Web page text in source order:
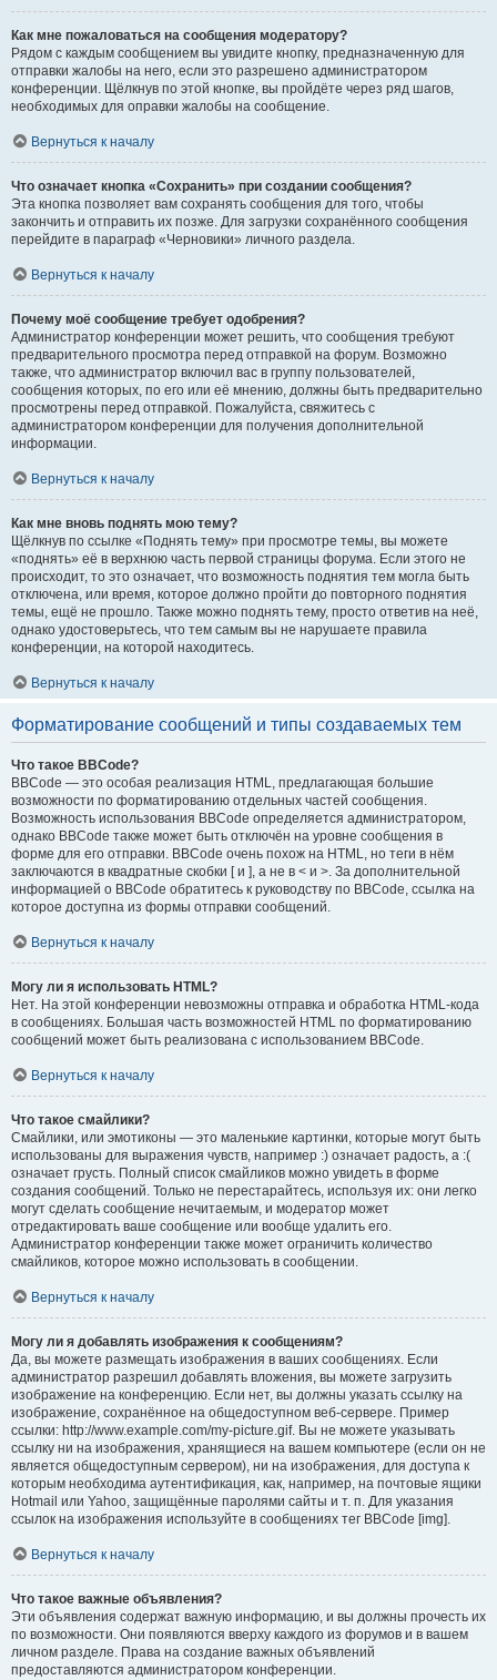
Как мне пожаловаться на сообщения модератору?
Рядом с каждым сообщением вы увидите кнопку, предназначенную для
отправки жалобы на него, если это разрешено администратором
конференции. Щёлкнув по этой кнопке, вы пройдёте через ряд шагов,
необходимых для оправки жалобы на сообщение.
Вернуться к началу
Что означает кнопка «Сохранить» при создании сообщения?
Эта кнопка позволяет вам сохранять сообщения для того, чтобы
закончить и отправить их позже. Для загрузки сохранённого сообщения
перейдите в параграф «Черновики» личного раздела.
Вернуться к началу
Почему моё сообщение требует одобрения?
Администратор конференции может решить, что сообщения требуют
предварительного просмотра перед отправкой на форум. Возможно
также, что администратор включил вас в группу пользователей,
сообщения которых, по его или её мнению, должны быть предварительно
просмотрены перед отправкой. Пожалуйста, свяжитесь с
администратором конференции для получения дополнительной
информации.
Вернуться к началу
Как мне вновь поднять мою тему?
Щёлкнув по ссылке «Поднять тему» при просмотре темы, вы можете
«поднять» её в верхнюю часть первой страницы форума. Если этого не
происходит, то это означает, что возможность поднятия тем могла быть
отключена, или время, которое должно пройти до повторного поднятия
темы, ещё не прошло. Также можно поднять тему, просто ответив на неё,
однако удостоверьтесь, что тем самым вы не нарушаете правила
конференции, на которой находитесь.
Вернуться к началу
Форматирование сообщений и типы создаваемых тем
Что такое BBCode?
BBCode — это особая реализация HTML, предлагающая большие
возможности по форматированию отдельных частей сообщения.
Возможность использования BBCode определяется администратором,
однако BBCode также может быть отключён на уровне сообщения в
форме для его отправки. BBCode очень похож на HTML, но теги в нём
заключаются в квадратные скобки [ и ], а не в < и >. За дополнительной
информацией о BBCode обратитесь к руководству по BBCode, ссылка на
которое доступна из формы отправки сообщений.
Вернуться к началу
Могу ли я использовать HTML?
Нет. На этой конференции невозможны отправка и обработка HTML-кода
в сообщениях. Большая часть возможностей HTML по форматированию
сообщений может быть реализована с использованием BBCode.
Вернуться к началу
Что такое смайлики?
Смайлики, или эмотиконы — это маленькие картинки, которые могут быть
использованы для выражения чувств, например :) означает радость, а :(
означает грусть. Полный список смайликов можно увидеть в форме
создания сообщений. Только не перестарайтесь, используя их: они легко
могут сделать сообщение нечитаемым, и модератор может
отредактировать ваше сообщение или вообще удалить его.
Администратор конференции также может ограничить количество
смайликов, которое можно использовать в сообщении.
Вернуться к началу
Могу ли я добавлять изображения к сообщениям?
Да, вы можете размещать изображения в ваших сообщениях. Если
администратор разрешил добавлять вложения, вы можете загрузить
изображение на конференцию. Если нет, вы должны указать ссылку на
изображение, сохранённое на общедоступном веб-сервере. Пример
ссылки: http://www.example.com/my-picture.gif. Вы не можете указывать
ссылку ни на изображения, хранящиеся на вашем компьютере (если он не
является общедоступным сервером), ни на изображения, для доступа к
которым необходима аутентификация, как, например, на почтовые ящики
Hotmail или Yahoo, защищённые паролями сайты и т. п. Для указания
ссылок на изображения используйте в сообщениях тег BBCode [img].
Вернуться к началу
Что такое важные объявления?
Эти объявления содержат важную информацию, и вы должны прочесть их
по возможности. Они появляются вверху каждого из форумов и в вашем
личном разделе. Права на создание важных объявлений
предоставляются администратором конференции.